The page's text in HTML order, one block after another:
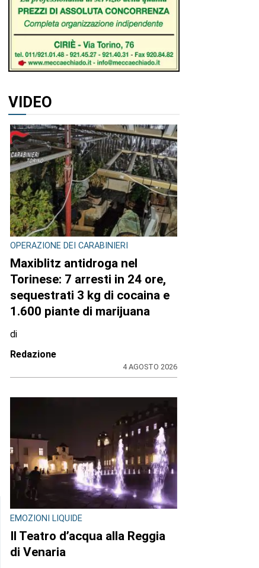
VIDEO
OPERAZIONE DEI CARABINIERI
Maxiblitz antidroga nel
Torinese: 7 arresti in 24 ore,
sequestrati 3 kg di cocaina e
1.600 piante di marijuana
di
Redazione
4 AGOSTO 2026
EMOZIONI LIQUIDE
Il Teatro d’acqua alla Reggia
di Venaria